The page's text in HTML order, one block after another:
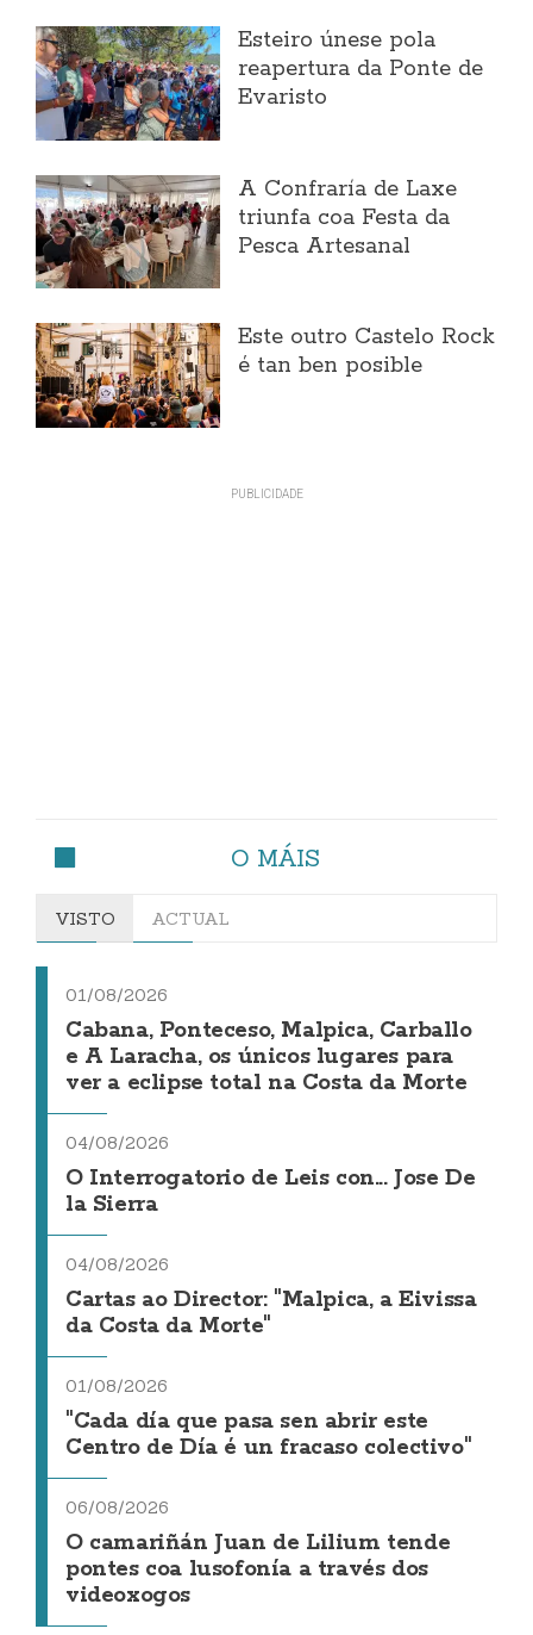
Esteiro únese pola
reapertura da Ponte de
Evaristo
A Confraría de Laxe
triunfa coa Festa da
Pesca Artesanal
Este outro Castelo Rock
é tan ben posible
O MÁIS
VISTO ACTUAL
01/08/2026
Cabana, Ponteceso, Malpica, Carballo
e A Laracha, os únicos lugares para
ver a eclipse total na Costa da Morte
04/08/2026
O Interrogatorio de Leis con... Jose De
la Sierra
04/08/2026
Cartas ao Director: "Malpica, a Eivissa
da Costa da Morte"
01/08/2026
"Cada día que pasa sen abrir este
Centro de Día é un fracaso colectivo"
06/08/2026
O camariñán Juan de Lilium tende
pontes coa lusofonía a través dos
videoxogos